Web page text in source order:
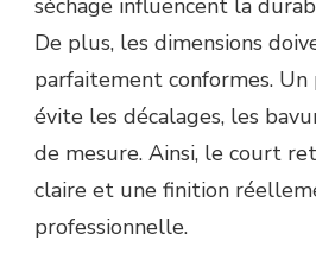
séchage influencent la
De plus, les dimensions
parfaitement conformes. Un
évite les décalages, les
de mesure. Ainsi, le court
claire et une finition
professionnelle.